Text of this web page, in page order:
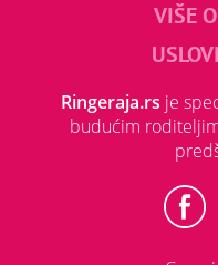
VIŠE
Ringeraja.rs je
budućim